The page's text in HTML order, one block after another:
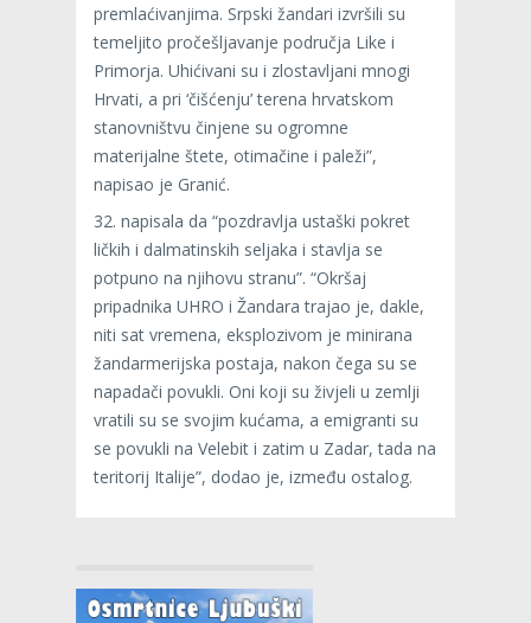
premlaćivanjima. Srpski žandari izvršili su
temeljito pročešljavanje područja Like i
Primorja. Uhićivani su i zlostavljani mnogi
Hrvati, a pri ‘čišćenju’ terena hrvatskom
stanovništvu činjene su ogromne
materijalne štete, otimačine i paleži”,
napisao je Granić.
32. napisala da “pozdravlja ustaški pokret
ličkih i dalmatinskih seljaka i stavlja se
potpuno na njihovu stranu”. “Okršaj
pripadnika UHRO i Žandara trajao je, dakle,
niti sat vremena, eksplozivom je minirana
žandarmerijska postaja, nakon čega su se
napadači povukli. Oni koji su živjeli u zemlji
vratili su se svojim kućama, a emigranti su
se povukli na Velebit i zatim u Zadar, tada na
teritorij Italije”, dodao je, između ostalog.